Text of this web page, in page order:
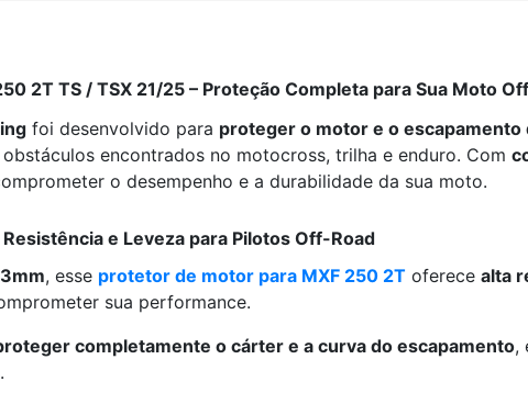
2T TS / TSX 21/25 – Proteção Completa para Sua Moto
foi desenvolvido para proteger o motor e o escapamento
encontrados no motocross, trilha e enduro. Com
o desempenho e a durabilidade da sua moto.
e Leveza para Pilotos Off-Road
, esse protetor de motor para MXF 250 2T oferece alta
sua performance.
completamente o cárter e a curva do escapamento,